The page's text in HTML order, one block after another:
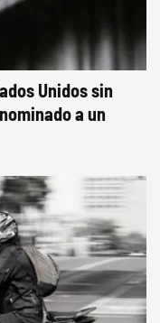
Unidos sin
a un